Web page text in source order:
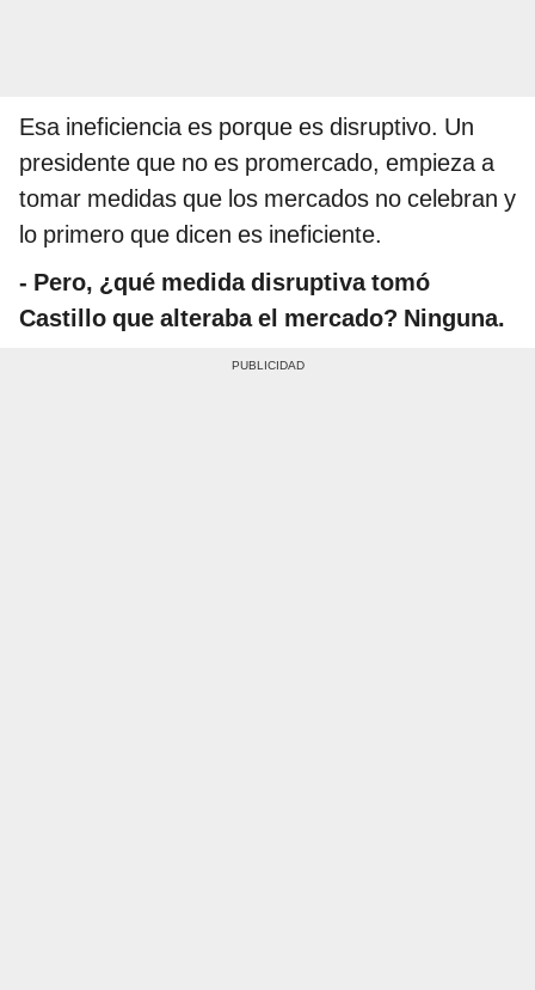
Esa ineficiencia es porque es disruptivo. Un
presidente que no es promercado, empieza a
tomar medidas que los mercados no celebran y
lo primero que dicen es ineficiente.
- Pero, ¿qué medida disruptiva tomó
Castillo que alteraba el mercado? Ninguna.